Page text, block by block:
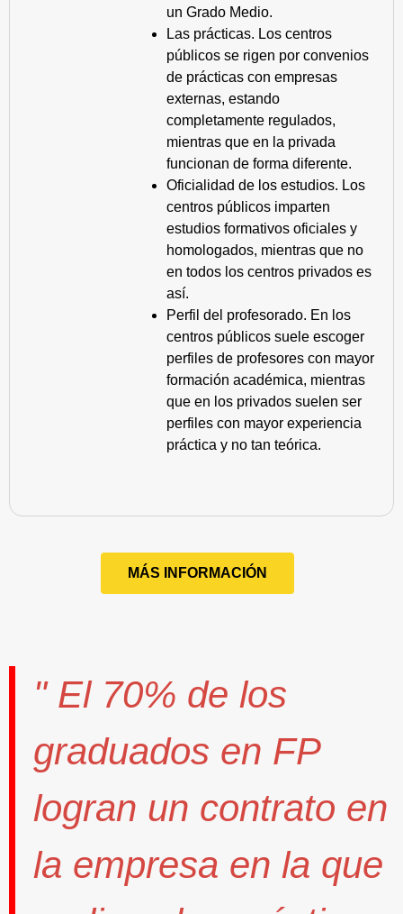
un Grado Medio.
Las prácticas. Los centros
públicos se rigen por convenios
de prácticas con empresas
externas, estando
completamente regulados,
mientras que en la privada
funcionan de forma diferente.
Oficialidad de los estudios. Los
centros públicos imparten
estudios formativos oficiales y
homologados, mientras que no
en todos los centros privados es
así.
Perfil del profesorado. En los
centros públicos suele escoger
perfiles de profesores con mayor
formación académica, mientras
que en los privados suelen ser
perfiles con mayor experiencia
práctica y no tan teórica.
MÁS INFORMACIÓN
" El 70% de los
graduados en FP
logran un contrato en
la empresa en la que